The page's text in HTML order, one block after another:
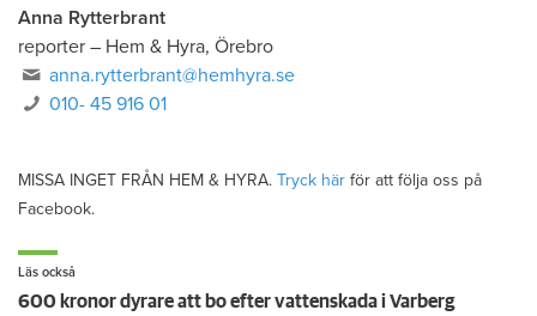
Anna Rytterbrant
reporter – Hem & Hyra, Örebro
anna.rytterbrant@hemhyra.se
010- 45 916 01
MISSA INGET FRÅN HEM & HYRA. Tryck här för att följa oss på
Facebook.
Läs också
600 kronor dyrare att bo efter vattenskada i Varberg